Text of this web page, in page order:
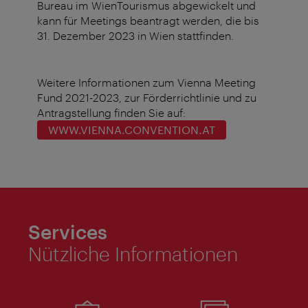
Bureau im WienTourismus abgewickelt und
kann für Meetings beantragt werden, die bis
31. Dezember 2023 in Wien stattfinden.
Weitere Informationen zum Vienna Meeting
Fund 2021-2023, zur Förderrichtlinie und zu
Antragstellung finden Sie auf:
WWW.VIENNA.CONVENTION.AT
Services
Nützliche Informationen